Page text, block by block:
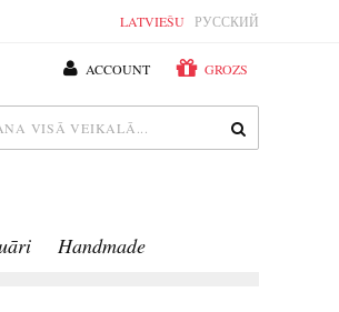
LATVIEŠU РУССКИЙ
ACCOUNT GROZS
Handmade